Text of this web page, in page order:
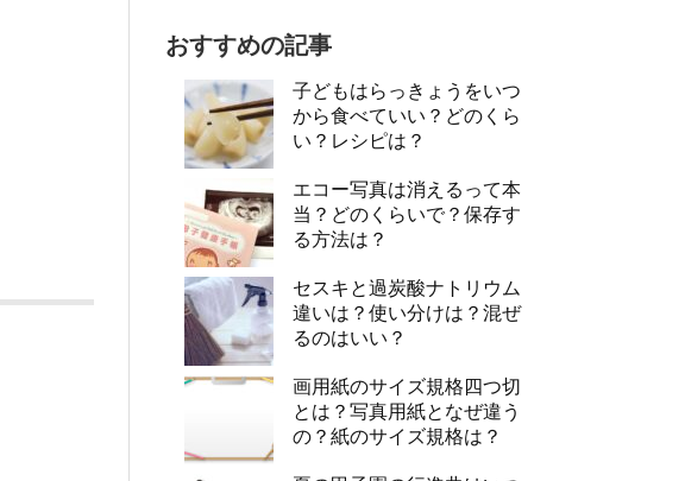
おすすめの記事
子どもはらっきょうをいつ
から食べていい？どのくら
い？レシピは？
エコー写真は消えるって本
当？どのくらいで？保存す
る方法は？
セスキと過炭酸ナトリウム
違いは？使い分けは？混ぜ
るのはいい？
画用紙のサイズ規格四つ切
とは？写真用紙となぜ違う
の？紙のサイズ規格は？